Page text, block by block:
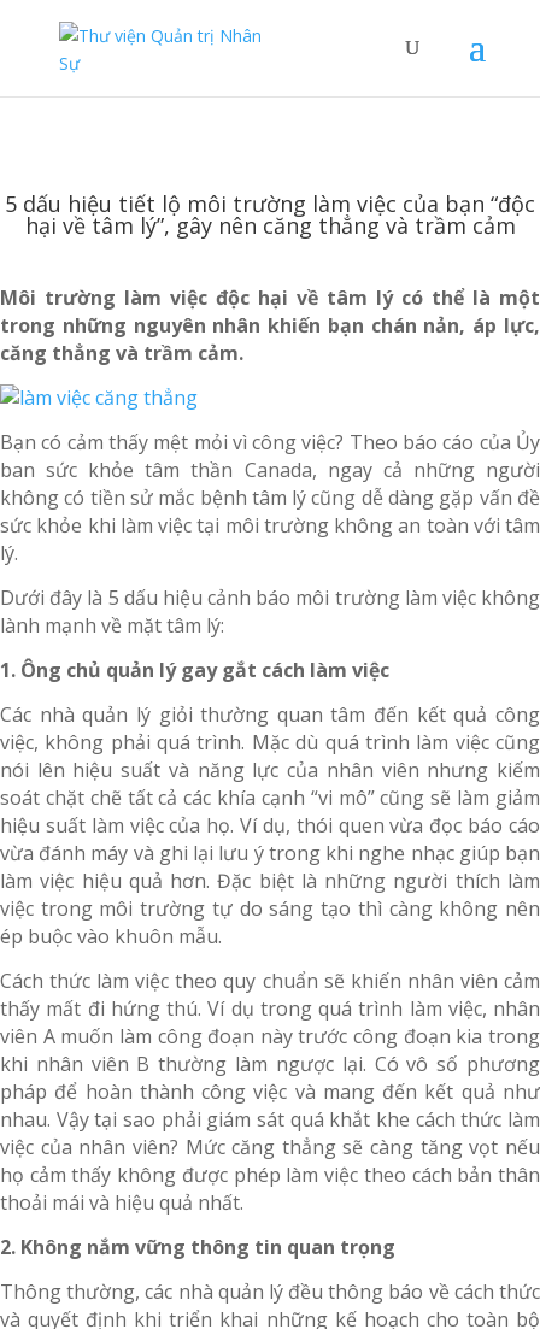
5 dấu hiệu tiết lộ môi trường làm việc của bạn “độc
hại về tâm lý”, gây nên căng thẳng và trầm cảm
Môi trường làm việc độc hại về tâm lý có thể là một
trong những nguyên nhân khiến bạn chán nản, áp lực,
căng thẳng và trầm cảm.
Bạn có cảm thấy mệt mỏi vì công việc? Theo báo cáo của Ủy
ban sức khỏe tâm thần Canada, ngay cả những người
không có tiền sử mắc bệnh tâm lý cũng dễ dàng gặp vấn đề
sức khỏe khi làm việc tại môi trường không an toàn với tâm
lý.
Dưới đây là 5 dấu hiệu cảnh báo môi trường làm việc không
lành mạnh về mặt tâm lý:
1. Ông chủ quản lý gay gắt cách làm việc
Các nhà quản lý giỏi thường quan tâm đến kết quả công
việc, không phải quá trình. Mặc dù quá trình làm việc cũng
nói lên hiệu suất và năng lực của nhân viên nhưng kiếm
soát chặt chẽ tất cả các khía cạnh “vi mô” cũng sẽ làm giảm
hiệu suất làm việc của họ. Ví dụ, thói quen vừa đọc báo cáo
vừa đánh máy và ghi lại lưu ý trong khi nghe nhạc giúp bạn
làm việc hiệu quả hơn. Đặc biệt là những người thích làm
việc trong môi trường tự do sáng tạo thì càng không nên
ép buộc vào khuôn mẫu.
Cách thức làm việc theo quy chuẩn sẽ khiến nhân viên cảm
thấy mất đi hứng thú. Ví dụ trong quá trình làm việc, nhân
viên A muốn làm công đoạn này trước công đoạn kia trong
khi nhân viên B thường làm ngược lại. Có vô số phương
pháp để hoàn thành công việc và mang đến kết quả như
nhau. Vậy tại sao phải giám sát quá khắt khe cách thức làm
việc của nhân viên? Mức căng thẳng sẽ càng tăng vọt nếu
họ cảm thấy không được phép làm việc theo cách bản thân
thoải mái và hiệu quả nhất.
2. Không nắm vững thông tin quan trọng
Thông thường, các nhà quản lý đều thông báo về cách thức
và quyết định khi triển khai những kế hoạch cho toàn bộ